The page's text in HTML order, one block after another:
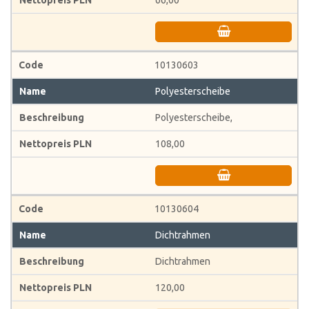
10130603
Polyesterscheibe
Polyesterscheibe,
108,00
10130604
Dichtrahmen
Dichtrahmen
120,00